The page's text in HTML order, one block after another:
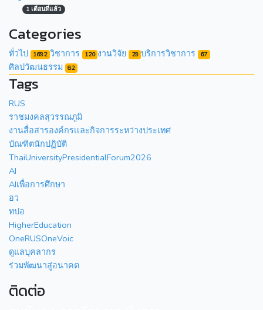
1 เดือนที่แล้ว
Categories
ทั่วไป 1692 วิชาการ 120 งานวิจัย 29 บริการวิชาการ 67
ศิลปวัฒนธรรม 82
Tags
RUS
ราชมงคลสุวรรณภูมิ
งานสื่อสารองค์กรเเละกิจการระหว่างประเทศ
บัณฑิตนักปฏิบัติ
ThaiUniversityPresidentialForum2026
AI
AIเพื่อการศึกษา
อว
ทปอ
HigherEducation
OneRUSOneVoic
ดูแลบุคลากร
ร่วมพัฒนาสู่อนาคต
ติดต่อ